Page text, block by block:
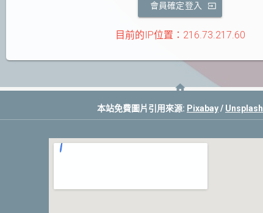
會員確定登入
目前的IP位置：216.73.217.60
本站免費圖片引用來源: Pixabay/ Unsplash